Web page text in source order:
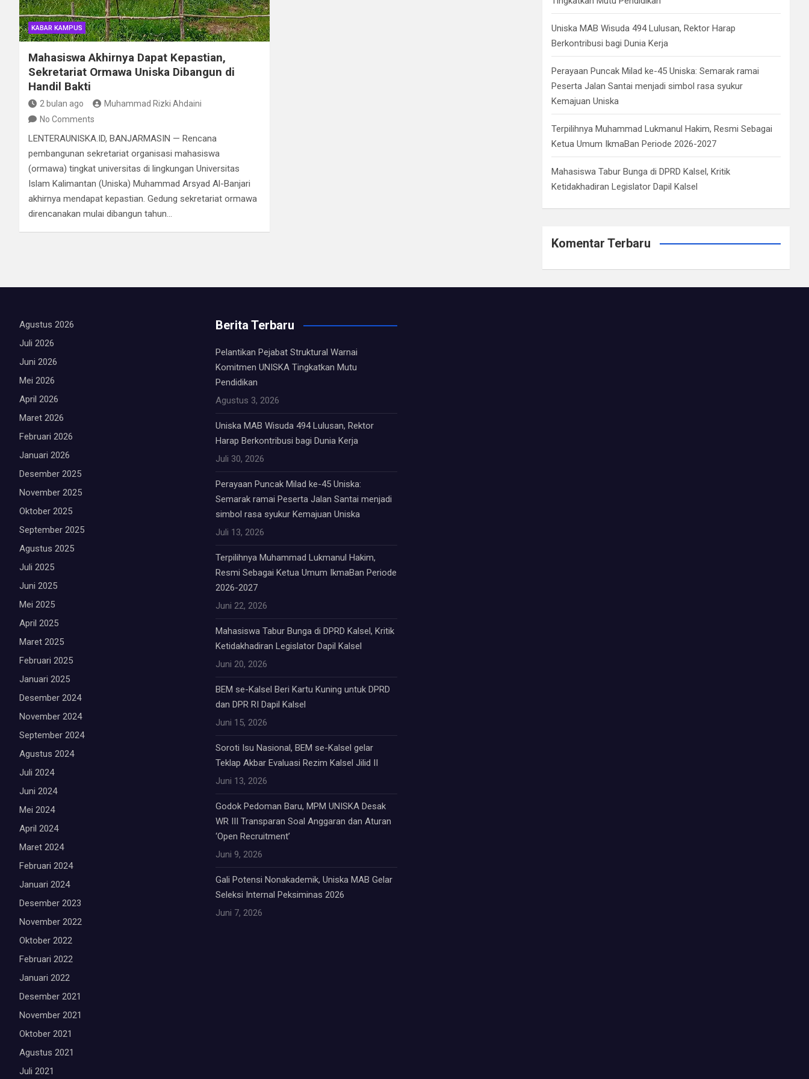
KABAR KAMPUS
Mahasiswa Akhirnya Dapat Kepastian,
Sekretariat Ormawa Uniska Dibangun di
Handil Bakti
2 bulan ago
Muhammad Rizki Ahdaini
No Comments
LENTERAUNISKA.ID, BANJARMASIN — Rencana
pembangunan sekretariat organisasi mahasiswa
(ormawa) tingkat universitas di lingkungan Universitas
Islam Kalimantan (Uniska) Muhammad Arsyad Al-Banjari
akhirnya mendapat kepastian. Gedung sekretariat ormawa
direncanakan mulai dibangun tahun…
Uniska MAB Wisuda 494 Lulusan, Rektor Harap
Berkontribusi bagi Dunia Kerja
Perayaan Puncak Milad ke-45 Uniska: Semarak ramai
Peserta Jalan Santai menjadi simbol rasa syukur
Kemajuan Uniska
Terpilihnya Muhammad Lukmanul Hakim, Resmi Sebagai
Ketua Umum IkmaBan Periode 2026-2027
Mahasiswa Tabur Bunga di DPRD Kalsel, Kritik
Ketidakhadiran Legislator Dapil Kalsel
Komentar Terbaru
Agustus 2026
Juli 2026
Juni 2026
Mei 2026
April 2026
Maret 2026
Februari 2026
Januari 2026
Desember 2025
November 2025
Oktober 2025
September 2025
Agustus 2025
Juli 2025
Juni 2025
Mei 2025
April 2025
Maret 2025
Februari 2025
Januari 2025
Desember 2024
November 2024
September 2024
Agustus 2024
Juli 2024
Juni 2024
Mei 2024
April 2024
Maret 2024
Februari 2024
Januari 2024
Desember 2023
November 2022
Oktober 2022
Februari 2022
Januari 2022
Desember 2021
November 2021
Oktober 2021
Agustus 2021
Juli 2021
Berita Terbaru
Pelantikan Pejabat Struktural Warnai
Komitmen UNISKA Tingkatkan Mutu
Pendidikan
Agustus 3, 2026
Uniska MAB Wisuda 494 Lulusan, Rektor
Harap Berkontribusi bagi Dunia Kerja
Juli 30, 2026
Perayaan Puncak Milad ke-45 Uniska:
Semarak ramai Peserta Jalan Santai menjadi
simbol rasa syukur Kemajuan Uniska
Juli 13, 2026
Terpilihnya Muhammad Lukmanul Hakim,
Resmi Sebagai Ketua Umum IkmaBan Periode
2026-2027
Juni 22, 2026
Mahasiswa Tabur Bunga di DPRD Kalsel, Kritik
Ketidakhadiran Legislator Dapil Kalsel
Juni 20, 2026
BEM se-Kalsel Beri Kartu Kuning untuk DPRD
dan DPR RI Dapil Kalsel
Juni 15, 2026
Soroti Isu Nasional, BEM se-Kalsel gelar
Teklap Akbar Evaluasi Rezim Kalsel Jilid II
Juni 13, 2026
Godok Pedoman Baru, MPM UNISKA Desak
WR III Transparan Soal Anggaran dan Aturan
‘Open Recruitment’
Juni 9, 2026
Gali Potensi Nonakademik, Uniska MAB Gelar
Seleksi Internal Peksiminas 2026
Juni 7, 2026